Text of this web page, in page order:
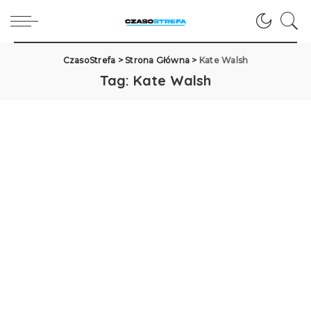
CzasoStrefa >Strona Główna > Kate Walsh
Tag: Kate Walsh